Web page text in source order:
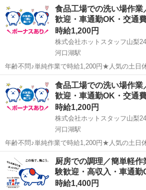
《 厨房での調理業務全般 》 厨房での調理業務全般をお願いしま
す！ レシピがあるので...
南都留郡 河口湖駅 飲食
食品工場での洗い場作業
歓迎・車通勤OK・交通
時給1,200円
株式会社ホットスタッフ山梨
河口湖駅
年齢不問♪単純作業で時給1,200円★人気の土日
い場のお仕事♪(*^^)v 事業用食品工場の洗い場のお仕事☆
や飛行機の機内食の 製造をする際に出る器具の洗浄をお願いします！
...
南都留郡 河口湖駅 飲食
食品工場での洗い場作業
歓迎・車通勤OK・交通
時給1,200円
株式会社ホットスタッフ山梨
河口湖駅
年齢不問♪単純作業で時給1,200円★人気の土日
い場のお仕事♪(*^^)v 事業用食品工場の洗い場のお仕事☆
や飛行機の機内食の 製造をする際に出る器具の洗浄をお願いします！
...
山梨 南都留郡 河口湖駅 飲食
厨房での調理／簡単軽
験歓迎・高収入・車通
時給1,400円